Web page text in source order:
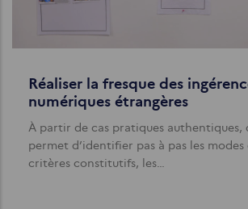
Réaliser la fresque des
numériques étrangères
À partir de cas pratiques authentiques,
permet d’identifier pas à pas les
critères constitutifs, les…